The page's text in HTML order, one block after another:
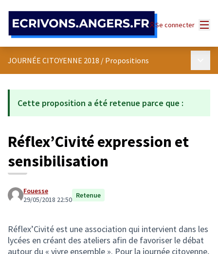
Se connecter
JOURNÉE CITOYENNE 2018 / Propositions
Cette proposition a été retenue parce que :
Réflex’Civité expression et
sensibilisation
Fouesse
29/05/2018 22:50 Retenue
Réflex’Civité est une association qui intervient dans les
lycées en créant des ateliers afin de favoriser le débat
autour du « vivre ensemble ». Pour la journée citoyenne,